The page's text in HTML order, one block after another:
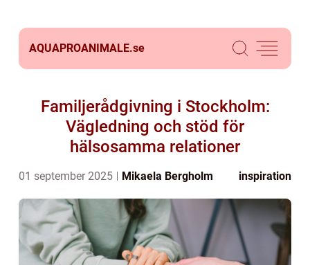
AQUAPROANIMALE.se
Familjerådgivning i Stockholm:
Vägledning och stöd för
hälsosamma relationer
01 september 2025 Mikaela Bergholm inspiration